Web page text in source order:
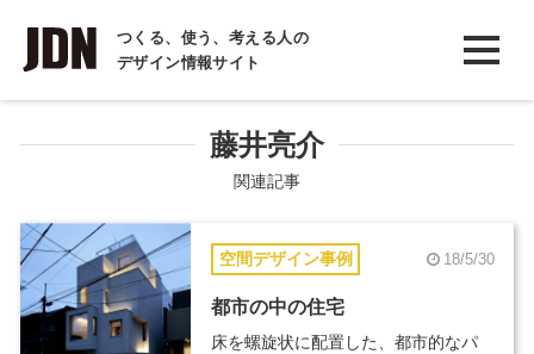
つくる、使う、考える人の
デザイン情報サイト
INTERVIEW
インタビュー
COLUMN
コラム
藤井亮介
関連記事
空間デザイン事例 18/5/30
都市の中の住宅
床を螺旋状に配置した、都市的なパ